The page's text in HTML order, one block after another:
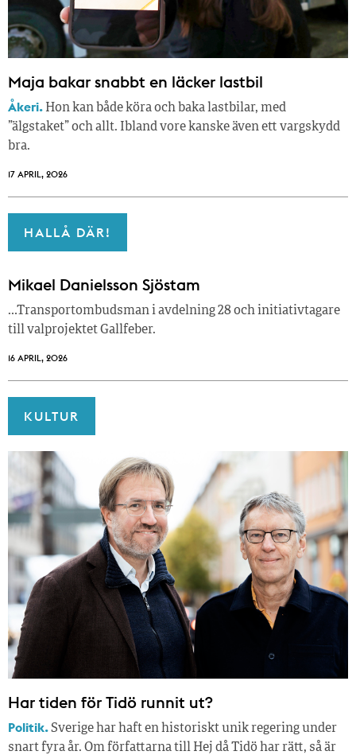
Maja bakar snabbt en läcker lastbil
Åkeri. Hon kan både köra och baka lastbilar, med
”älgstaket” och allt. Ibland vore kanske även ett vargskydd
bra.
17 APRIL, 2026
HALLÅ DÄR!
Mikael Danielsson Sjöstam
…Transportombudsman i avdelning 28 och initiativtagare
till valprojektet Gallfeber.
16 APRIL, 2026
KULTUR
Har tiden för Tidö runnit ut?
Politik.Sverige har haft en historiskt unik regering under
snart fyra år. Om författarna till Hej då Tidö har rätt, så är